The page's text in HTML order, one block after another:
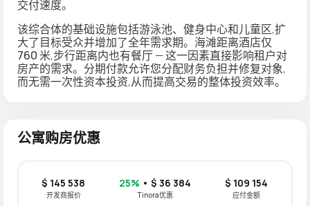
交付速度。
该综合体的基础设施包括游泳池、健身中心和儿童区,扩
大了目标受众并增加了全年需求期。 海滩距离酒店仅
760 米,步行距离内也有餐厅 — 这一因素直接影响租户对
房产的需求。 分期付款允许您分配财务负担并修复对象,
而无需一次性资本投资,从而提高交易的整体投资效率。
公寓购房优惠
$ 145 538
开发商报价
25% • $ 36 384
Tinora优惠
$ 109 154
应付金额